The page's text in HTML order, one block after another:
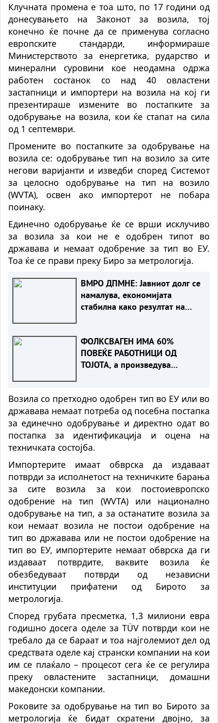
Клучната промена е тоа што, по 17 години од
донесувањето на Законот за возила, тој
конечно ќе почне да се применува согласно
европските стандарди, информираше
Министерството за енергетика, рударство и
минерални суровини кое неодамна одржа
работен состанок со над 40 овластени
застапници и импортери на возила на кој ги
презентираше измените во постапките за
одобрување на возила, кои ќе стапат на сила
од 1 септември.
Промените во постапките за одобрување на
возила се: одобрување тип на возило за сите
негови варијанти и изведби според Системот
за целосно одобрување на тип на возило
(WVTA), освен ако импортерот не побара
поинаку.
Единечно одобрување ќе се врши исклучиво
за возила за кои не е одобрен типот во
државава и немаат одобрение за тип во ЕУ.
Тоа ќе се прави преку Биро за метрологија.
ВМРО ДПМНЕ: Јавниот долг се
намалува, економијата
стабилна како резултат на
ФОЛКСВАГЕН ИМА 60%
ПОВЕЌЕ РАБОТНИЦИ ОД
ТОЈОТА, а произведува
Возила со претходно одобрен тип во ЕУ или во
државава немаат потреба од посебна постапка
за единечно одобрување и директно одат во
постапка за идентификација и оцена на
техничката состојба.
Импортерите имаат обврска да издаваат
потврди за исполнетост на техничките барања
за сите возила за кои постоиевропско
одобрение на тип (WVTA) или национално
одобрување на тип, а за останатите возила за
кои немаат возила не постои одобрение на
тип во државава или не постои одобрение на
тип во ЕУ, импортерите немаат обврска да ги
издаваат потврдите, ваквите возила ќе
обезбедуваат потврди од независни
институции прифатени од Бирото за
метрологија.
Според грубата пресметка, 1,3 милиони евра
годишно досега оделе за TÜV потврди кои не
требало да се бараат и тоа најголемиот дел од
средствата оделе кај странски компании на кои
им се плаќало – процесот сега ќе се регулира
преку овластените застапници, домашни
македонски компании.
Роковите за одобрување на тип во Бирото за
метрологија ќе бидат скратени двојно, за